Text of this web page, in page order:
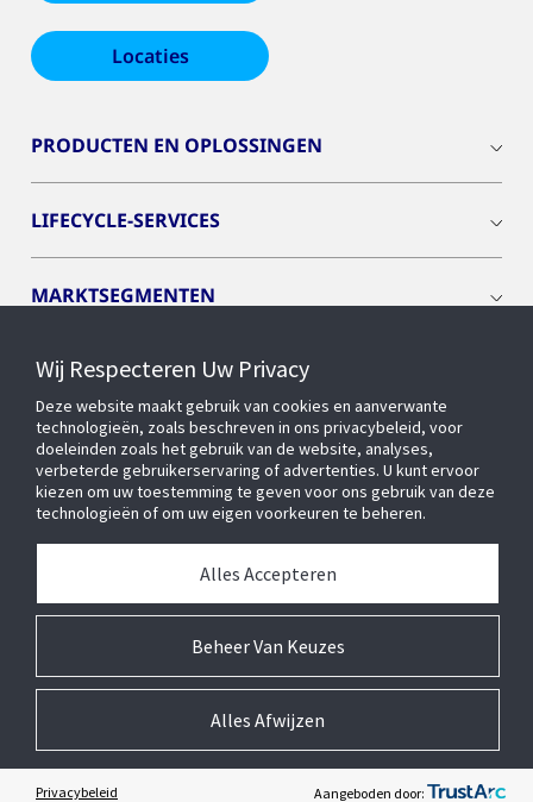
Locaties
PRODUCTEN EN OPLOSSINGEN
LIFECYCLE-SERVICES
MARKTSEGMENTEN
CYBER SOLUTIONS
OPENBLUE
SLIMME GEBOUWEN
Wij Respecteren Uw Privacy
Deze website maakt gebruik van cookies en aanverwante
technologieën, zoals beschreven in ons privacybeleid, voor
doeleinden zoals het gebruik van de website, analyses,
verbeterde gebruikerservaring of advertenties. U kunt ervoor
kiezen om uw toestemming te geven voor ons gebruik van deze
technologieën of om uw eigen voorkeuren te beheren.
Beheer Van Keuzes
Alles Accepteren
Alles Afwijzen
Privacybeleid Aangeboden door:
Cookie Voorkeursinstellingen